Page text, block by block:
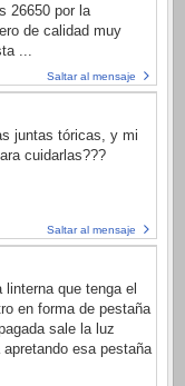
26650 por la
de calidad muy
...
Saltar al mensaje
juntas tóricas, y mi
cuidarlas???
Saltar al mensaje
que tenga el
en forma de pestaña
sale la luz
esa pestaña